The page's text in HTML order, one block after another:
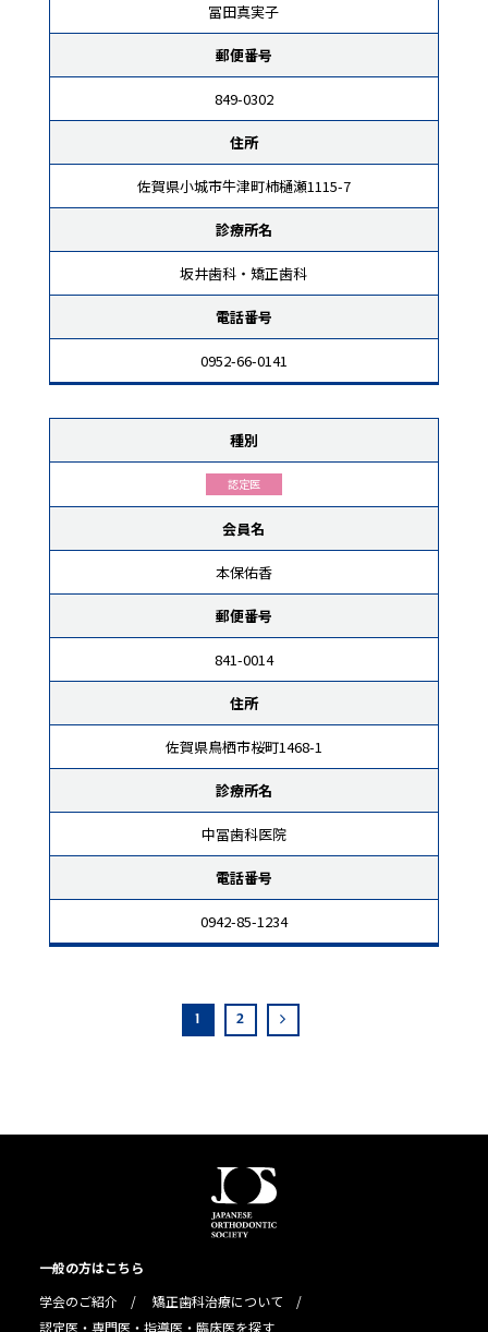
冨田真実子
郵便番号
849-0302
住所
佐賀県小城市牛津町柿樋瀬1115-7
診療所名
坂井歯科・矯正歯科
電話番号
0952-66-0141
種別
認定医
会員名
本保佑香
郵便番号
841-0014
住所
佐賀県鳥栖市桜町1468-1
診療所名
中冨歯科医院
電話番号
0942-85-1234
1 2
一般の方はこちら
学会のご紹介
矯正歯科治療について
認定医・専門医・指導医・臨床医を探す